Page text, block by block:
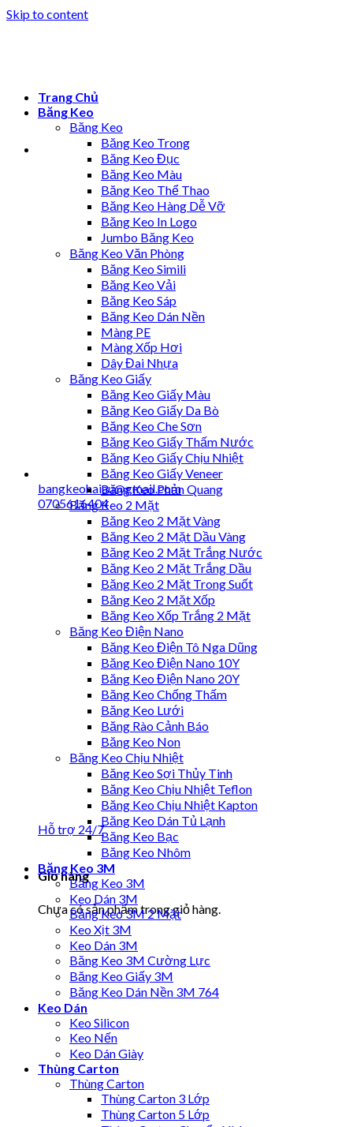
Skip to content
bangkeohaiau@gmail.com
0705616404
Hỗ trợ 24/7
Giỏ hàng
Chưa có sản phẩm trong giỏ hàng.
Trang Chủ
Băng Keo
Băng Keo
Băng Keo Trong
Băng Keo Đục
Băng Keo Màu
Băng Keo Thể Thao
Băng Keo Hàng Dễ Vỡ
Băng Keo In Logo
Jumbo Băng Keo
Băng Keo Văn Phòng
Băng Keo Simili
Băng Keo Vải
Băng Keo Sáp
Băng Keo Dán Nền
Màng PE
Màng Xốp Hơi
Dây Đai Nhựa
Băng Keo Giấy
Băng Keo Giấy Màu
Băng Keo Giấy Da Bò
Băng Keo Che Sơn
Băng Keo Giấy Thấm Nước
Băng Keo Giấy Chịu Nhiệt
Băng Keo Giấy Veneer
Băng Keo Phản Quang
Băng Keo 2 Mặt
Băng Keo 2 Mặt Vàng
Băng Keo 2 Mặt Dầu Vàng
Băng Keo 2 Mặt Trắng Nước
Băng Keo 2 Mặt Trắng Dầu
Băng Keo 2 Mặt Trong Suốt
Băng Keo 2 Mặt Xốp
Băng Keo Xốp Trắng 2 Mặt
Băng Keo Điện Nano
Băng Keo Điện Tô Nga Dũng
Băng Keo Điện Nano 10Y
Băng Keo Điện Nano 20Y
Băng Keo Chống Thấm
Băng Keo Lưới
Băng Rào Cảnh Báo
Băng Keo Non
Băng Keo Chịu Nhiệt
Băng Keo Sợi Thủy Tinh
Băng Keo Chịu Nhiệt Teflon
Băng Keo Chịu Nhiệt Kapton
Băng Keo Dán Tủ Lạnh
Băng Keo Bạc
Băng Keo Nhôm
Băng Keo 3M
Băng Keo 3M
Keo Dán 3M
Băng Keo 3M 2 Mặt
Keo Xịt 3M
Keo Dán 3M
Băng Keo 3M Cường Lực
Băng Keo Giấy 3M
Băng Keo Dán Nền 3M 764
Keo Dán
Keo Silicon
Keo Nến
Keo Dán Giày
Thùng Carton
Thùng Carton
Thùng Carton 3 Lớp
Thùng Carton 5 Lớp